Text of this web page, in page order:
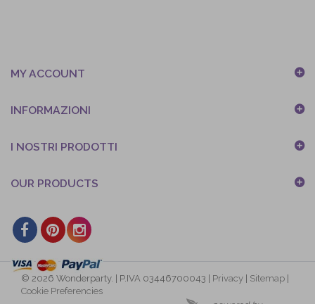
MY ACCOUNT
INFORMAZIONI
I NOSTRI PRODOTTI
OUR PRODUCTS
© 2026 Wonderparty. | P.IVA 03446700043 | Privacy Sitemap
Cookie Preferencies